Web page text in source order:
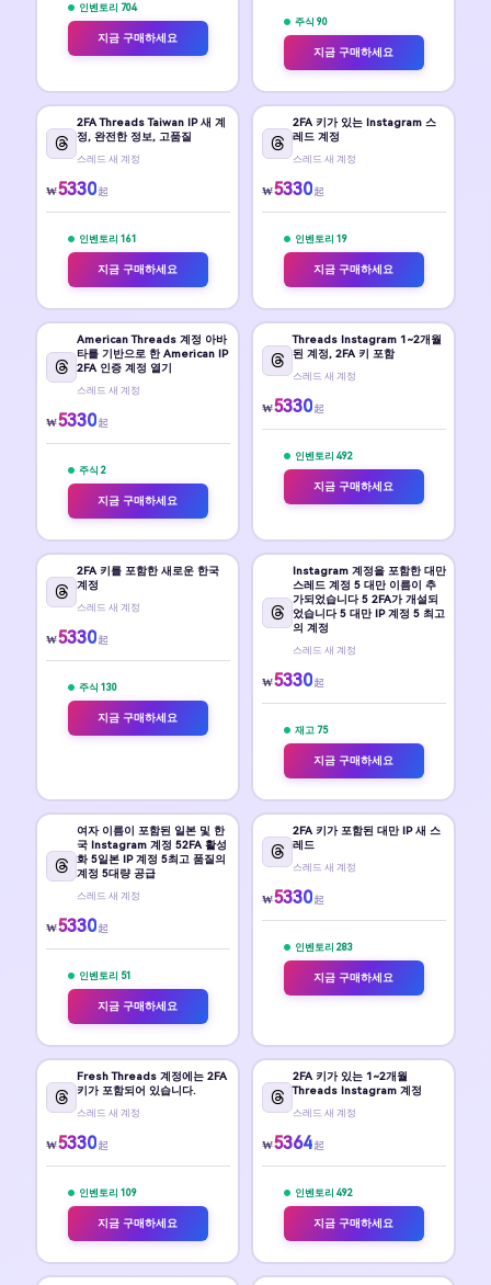
인벤토리 704
지금 구매하세요
주식 90
지금 구매하세요
2FA Threads Taiwan IP 새 계
정, 완전한 정보, 고품질
스레드 새 계정
₩5330 起
인벤토리 161
지금 구매하세요
2FA 키가 있는 Instagram 스
레드 계정
스레드 새 계정
₩5330 起
인벤토리 19
지금 구매하세요
American Threads 계정 아바
타를 기반으로 한 American IP
2FA 인증 계정 열기
스레드 새 계정
₩5330 起
주식 2
지금 구매하세요
Threads Instagram 1~2개월
된 계정, 2FA 키 포함
스레드 새 계정
₩5330 起
인벤토리 492
지금 구매하세요
2FA 키를 포함한 새로운 한국
계정
스레드 새 계정
₩5330 起
주식 130
지금 구매하세요
Instagram 계정을 포함한 대만
스레드 계정 5️ 대만 이름이 추
가되었습니다 5️ 2FA가 개설되
었습니다 5️ 대만 IP 계정 5️ 최고
의 계정
스레드 새 계정
₩5330 起
재고 75
지금 구매하세요
여자 이름이 포함된 일본 및 한
국 Instagram 계정 5️2FA 활성
화 5️일본 IP 계정 5️최고 품질의
계정 5️대량 공급
스레드 새 계정
₩5330 起
인벤토리 51
지금 구매하세요
2FA 키가 포함된 대만 IP 새 스
레드
스레드 새 계정
₩5330 起
인벤토리 283
지금 구매하세요
Fresh Threads 계정에는 2FA
키가 포함되어 있습니다.
스레드 새 계정
₩5330 起
인벤토리 109
지금 구매하세요
2FA 키가 있는 1~2개월
Threads Instagram 계정
스레드 새 계정
₩5364 起
인벤토리 492
지금 구매하세요